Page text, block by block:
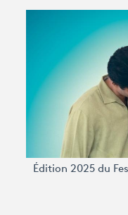
connexion
Avantages fidélité
Édition 2025 du